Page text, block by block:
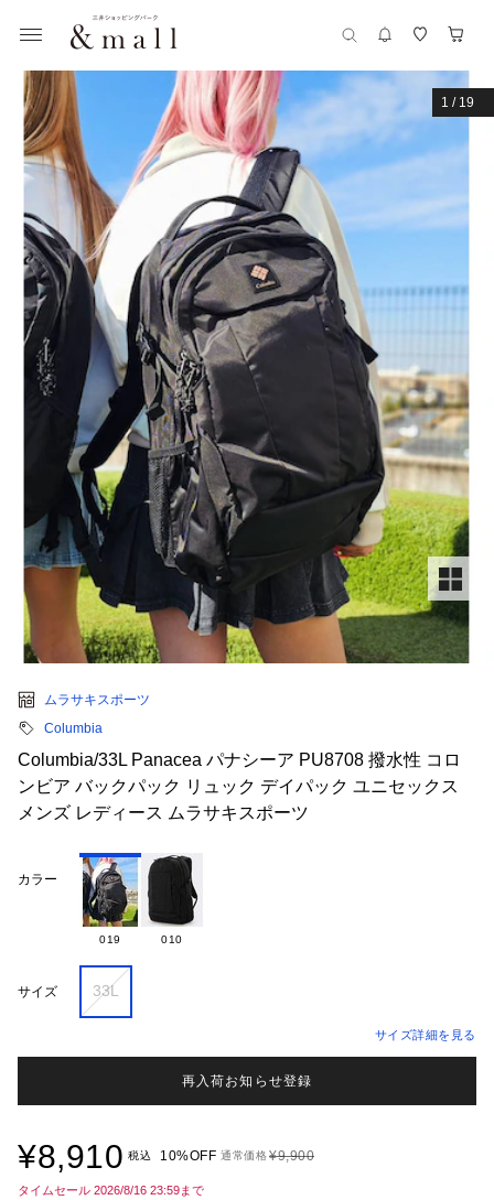
1 / 19
ムラサキスポーツ
Columbia
Columbia/33L Panacea パナシーア PU8708 撥水性 コロ
ンビア バックパック リュック デイパック ユニセックス
メンズ レディース ムラサキスポーツ
カラー
019 010
サイズ 33L
サイズ詳細を見る
再入荷お知らせ登録
¥8,910 税込 10%OFF 通常価格¥9,900
タイムセール 2026/8/16 23:59まで